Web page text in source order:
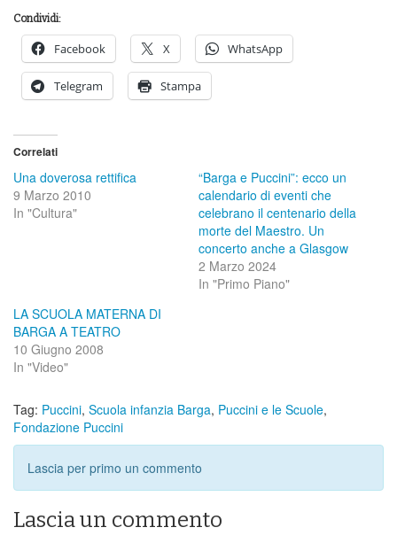
Condividi:
Facebook X WhatsApp
Telegram Stampa
Correlati
Una doverosa rettifica
9 Marzo 2010
In "Cultura"
“Barga e Puccini”: ecco un
calendario di eventi che
celebrano il centenario della
morte del Maestro. Un
concerto anche a Glasgow
2 Marzo 2024
In "Primo Piano"
LA SCUOLA MATERNA DI
BARGA A TEATRO
10 Giugno 2008
In "Video"
Tag: Puccini, Scuola infanzia Barga, Puccini e le Scuole,
Fondazione Puccini
Lascia per primo un commento
Lascia un commento